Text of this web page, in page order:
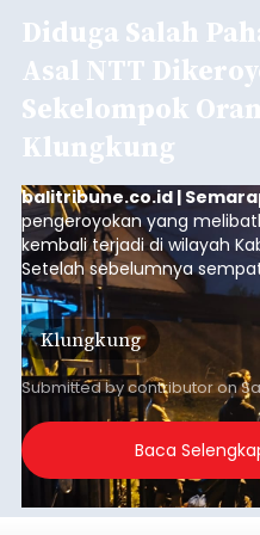
Diduga Salah
Asal NTT
Sekelompok
Klungkung
balitribune.co.id |
pengeroyokan yang
kembali terjadi di wilayah
Setelah sebelumnya
keributan di barat Pasar
kini menimpa seorang
Sumba Barat Daya (SBD),
(NTT).
Klungkung
Submitted bycontributoron
Baca